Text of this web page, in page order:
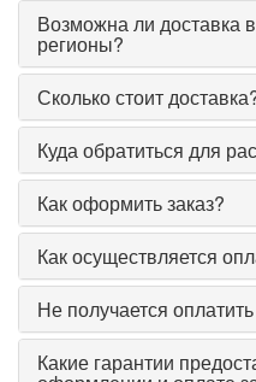
Возможна ли доставка
регионы?
Сколько стоит
Куда обратиться для
Как оформить заказ?
Как осуществляется
Не получается
Какие гарантии